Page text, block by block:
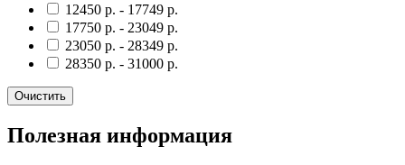
12450 р. - 17749 р.
17750 р. - 23049 р.
23050 р. - 28349 р.
28350 р. - 31000 р.
Очистить
Полезная информация